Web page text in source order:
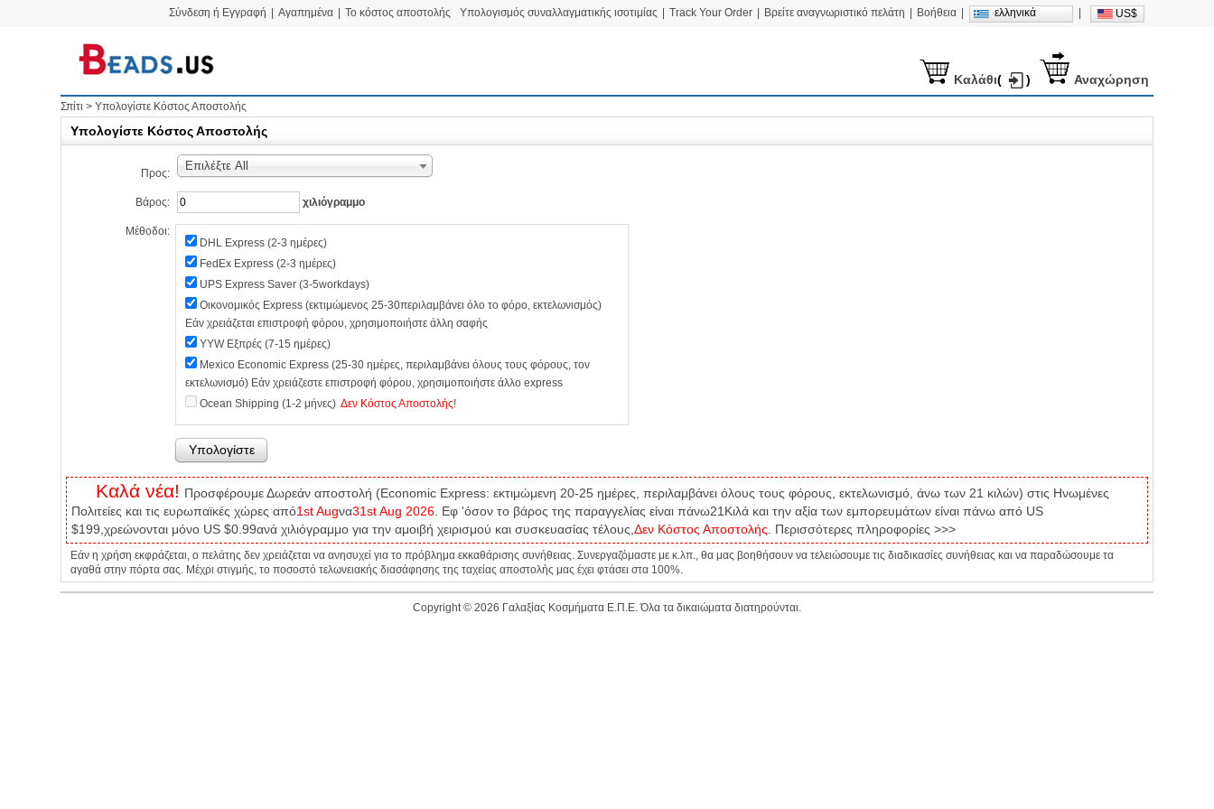
Σύνδεση ή Εγγραφή Αγαπημένα Το κόστος αποστολής Υπολογισμός συναλλαγματικής ισοτιμίας Track Your Order Βρείτε αναγνωριστικό πελάτη Βοήθεια ελληνικά US$
Καλάθι( ) Αναχώρηση
Σπίτι >Υπολογίστε Κόστος Αποστολής
Υπολογίστε Κόστος Αποστολής
Προς:
Επιλέξτε All
Βάρος: χιλιόγραμμο
Μέθοδοι:
DHL Express (2-3 ημέρες)
FedEx Express (2-3 ημέρες)
UPS Express Saver (3-5workdays)
Οικονομικός Express (εκτιμώμενος 25-30περιλαμβάνει όλο το φόρο, εκτελωνισμός)
Εάν χρειάζεται επιστροφή φόρου, χρησιμοποιήστε άλλη σαφής
YYW Εξπρές (7-15 ημέρες)
Mexico Economic Express (25-30 ημέρες, περιλαμβάνει όλους τους φόρους, τον
εκτελωνισμό) Εάν χρειάζεστε επιστροφή φόρου, χρησιμοποιήστε άλλο express
Ocean Shipping (1-2 μήνες) Δεν Κόστος Αποστολής!
Καλά νέα! Προσφέρουμε Δωρεάν αποστολή (Economic Express: εκτιμώμενη 20-25 ημέρες, περιλαμβάνει όλους τους φόρους, εκτελωνισμό, άνω των 21 κιλών) στις Ηνωμένες
Πολιτείες και τις ευρωπαϊκές χώρες από1st Augνα31st Aug 2026 . Εφ 'όσον το βάρος της παραγγελίας είναι πάνω21Κιλά και την αξία των εμπορευμάτων είναι πάνω από US
$199,χρεώνονται μόνο US $0.99ανά χιλιόγραμμο για την αμοιβή χειρισμού και συσκευασίας τέλους,Δεν Κόστος Αποστολής Περισσότερες πληροφορίες >>>
Εάν η χρήση εκφράζεται, ο πελάτης δεν χρειάζεται να ανησυχεί για το πρόβλημα εκκαθάρισης συνήθειας. Συνεργαζόμαστε με κ.λπ., θα μας βοηθήσουν να τελειώσουμε τις διαδικασίες συνήθειας και να παραδώσουμε τα
αγαθά στην πόρτα σας. Μέχρι στιγμής, το ποσοστό τελωνειακής διασάφησης της ταχείας αποστολής μας έχει φτάσει στα 100%.
Copyright © 2026 Γαλαξίας Κοσμήματα Ε.Π.Ε. Όλα τα δικαιώματα διατηρούνται.